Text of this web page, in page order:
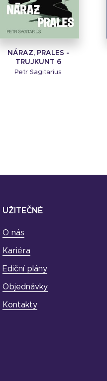
NÁRAZ, PRALES -
TRUJKUNT 6
Petr Sagitarius
UŽITEČNÉ
O nás
Kariéra
Ediční plány
Objednávky
Kontakty